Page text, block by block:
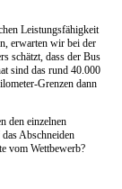
Leistungsfähigkeit
erwarten wir bei der
schätzt, dass der Bus
sind das rund 40.000
Grenzen dann
den einzelnen
Abschneiden
vom Wettbewerb?